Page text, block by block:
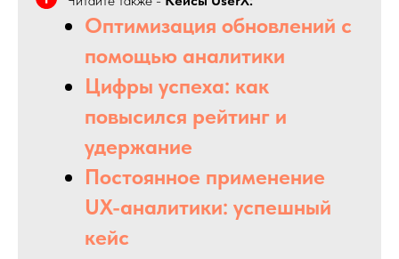
Оптимизация обновлений с
помощью аналитики
Цифры успеха: как
повысился рейтинг и
удержание
Постоянное применение
UX-аналитики: успешный
кейс